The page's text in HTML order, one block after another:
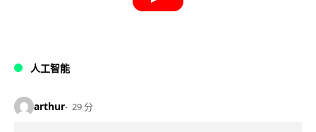
人工智能
arthur 29 分